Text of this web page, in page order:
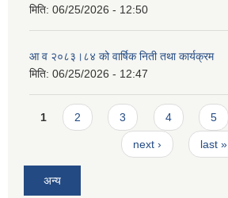
मिति: 06/25/2026 - 12:50
आ व २०८३।८४ को वार्षिक निती तथा कार्यक्रम
मिति: 06/25/2026 - 12:47
Pages
1 2 3 4 5
next › last »
अन्य